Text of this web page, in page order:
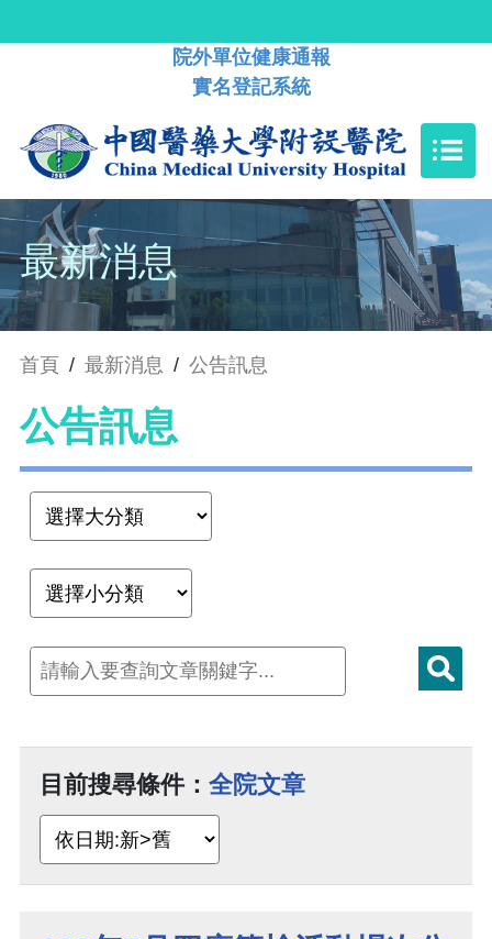
院外單位健康通報
實名登記系統
最新消息
首頁 / 最新消息 / 公告訊息
公告訊息
目前搜尋條件： 全院文章